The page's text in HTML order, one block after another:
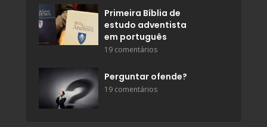
Primeira Bíblia de
estudo adventista
em português
19 comentários
Perguntar ofende?
19 comentários